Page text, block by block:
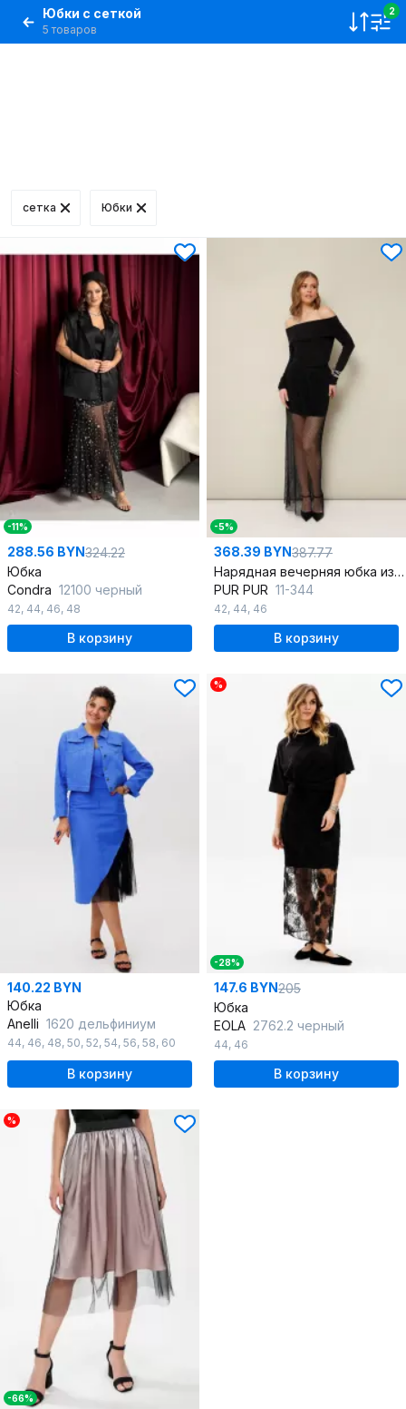
Юбки с сеткой
5 товаров
2
сетка Юбки
-11%
288.56 BYN324.22
Юбка
Condra 12100 черный
42, 44, 46, 48
В корзину
-5%
368.39 BYN387.77
Нарядная вечерняя юбка из сетки со стразами
PUR PUR 11-344
42, 44, 46
В корзину
140.22 BYN
Юбка
Anelli 1620 дельфиниум
44, 46, 48, 50, 52, 54, 56, 58, 60
В корзину
%
-28%
147.6 BYN205
Юбка
EOLA 2762.2 черный
44, 46
В корзину
%
-66%